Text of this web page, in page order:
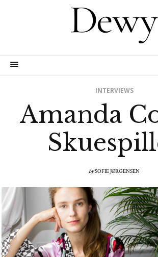
INTERVIEWS
Amanda
bySOFIE JØRGENSEN